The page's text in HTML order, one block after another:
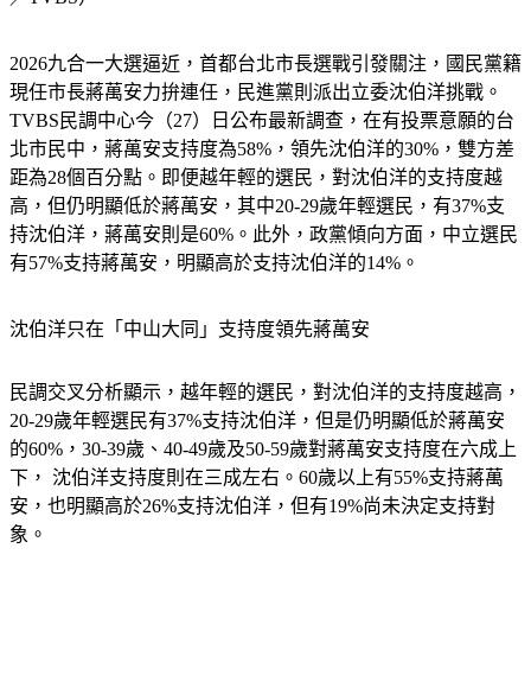
現任市長蔣萬安力拚連任，民進黨則派出立委沈伯洋挑戰。
TVBS民調中心今（27）日公布最新調查，在有投票意願的台
北市民中，蔣萬安支持度為58%，領先沈伯洋的30%，雙方差
距為28個百分點。即便越年輕的選民，對沈伯洋的支持度越
高，但仍明顯低於蔣萬安，其中20-29歲年輕選民，有37%支
持沈伯洋，蔣萬安則是60%。此外，政黨傾向方面，中立選民
有57%支持蔣萬安，明顯高於支持沈伯洋的14%。
20-29歲年輕選民有37%支持沈伯洋，但是仍明顯低於蔣萬安
的60%，30-39歲、40-49歲及50-59歲對蔣萬安支持度在六成上
下， 沈伯洋支持度則在三成左右。60歲以上有55%支持蔣萬
安，也明顯高於26%支持沈伯洋，但有19%尚未決定支持對
象。